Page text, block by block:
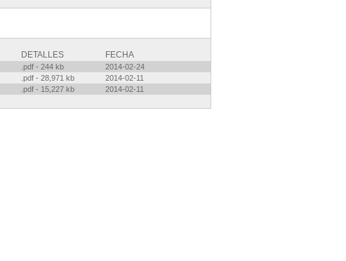
DETALLES FECHA
.pdf - 244 kb
2014-02-24
.pdf - 28,971 kb
2014-02-11
.pdf - 15,227 kb 2014-02-11